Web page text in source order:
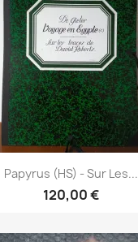
Papyrus (HS) - Sur Les...
120,00 €